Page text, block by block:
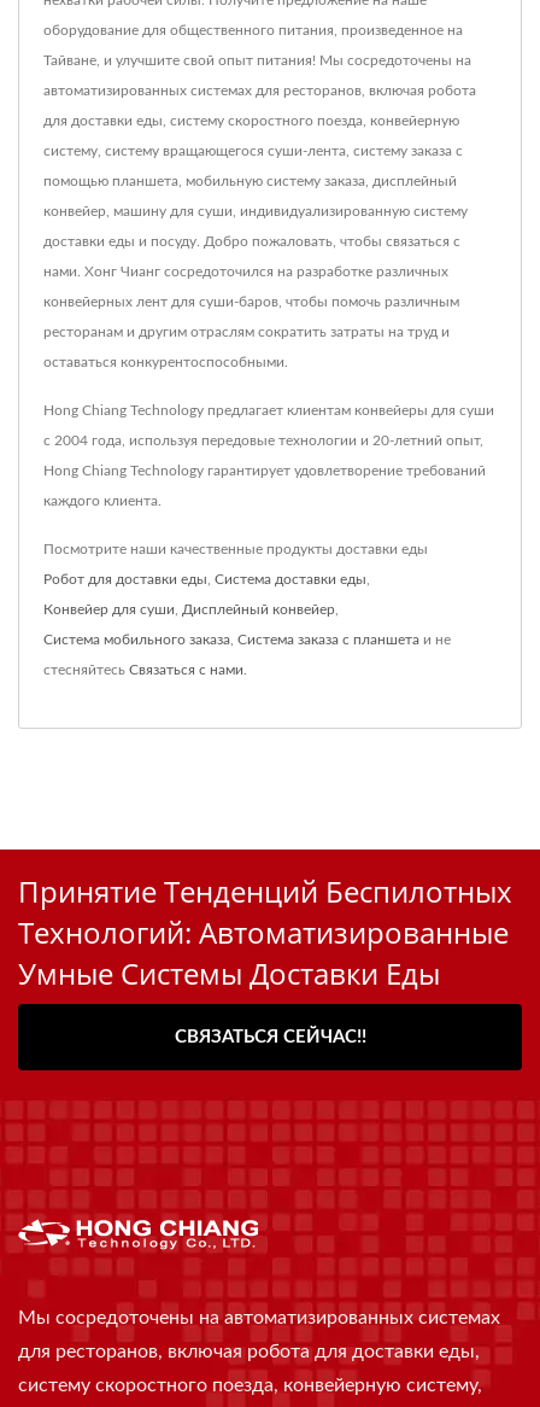
оборудование для общественного питания, произведенное на
Тайване, и улучшите свой опыт питания! Мы сосредоточены на
автоматизированных системах для ресторанов, включая робота
для доставки еды, систему скоростного поезда, конвейерную
систему, систему вращающегося суши-лента, систему заказа с
помощью планшета, мобильную систему заказа, дисплейный
конвейер, машину для суши, индивидуализированную систему
доставки еды и посуду. Добро пожаловать, чтобы связаться с
нами. Хонг Чианг сосредоточился на разработке различных
конвейерных лент для суши-баров, чтобы помочь различным
ресторанам и другим отраслям сократить затраты на труд и
оставаться конкурентоспособными.
Hong Chiang Technology предлагает клиентам конвейеры для суши
с 2004 года, используя передовые технологии и 20-летний опыт,
Hong Chiang Technology гарантирует удовлетворение требований
каждого клиента.
Посмотрите наши качественные продукты доставки еды
Робот для доставки еды Система доставки еды
Конвейер для суши Дисплейный конвейер
Система мобильного заказа Система заказа с планшета и не
стесняйтесь Связаться с нами
Принятие Тенденций Беспилотных
Технологий: Автоматизированные
Умные Системы Доставки Еды
СВЯЗАТЬСЯ СЕЙЧАС!!
Мы сосредоточены на автоматизированных системах
для ресторанов, включая робота для доставки еды,
систему скоростного поезда, конвейерную систему,